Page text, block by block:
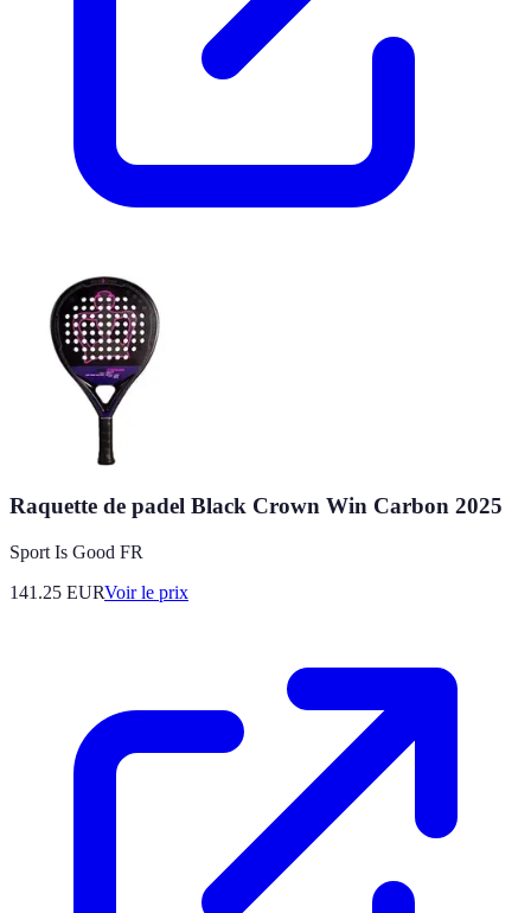
Raquette de padel Black Crown Win Carbon 2025
Sport Is Good FR
141.25 EURVoir le prix